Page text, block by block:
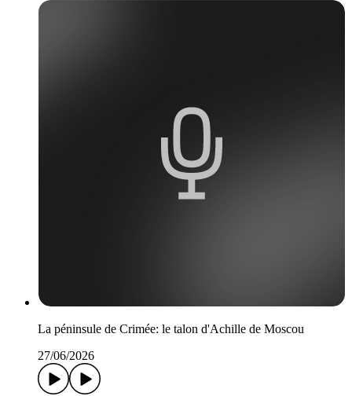
La péninsule de Crimée: le talon d'Achille de Moscou
27/06/2026